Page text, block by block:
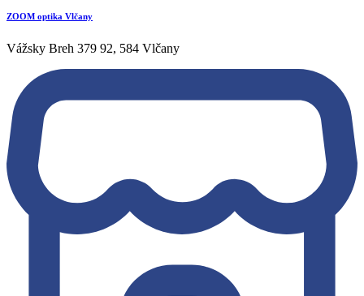
ZOOM optika Vlčany
Vážsky Breh 379 92, 584 Vlčany